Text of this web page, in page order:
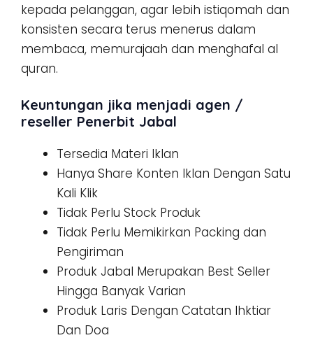
kepada pelanggan, agar lebih istiqomah dan
konsisten secara terus menerus dalam
membaca, memurajaah dan menghafal al
quran.
Keuntungan jika menjadi agen /
reseller Penerbit Jabal
Tersedia Materi Iklan
Hanya Share Konten Iklan Dengan Satu
Kali Klik
Tidak Perlu Stock Produk
Tidak Perlu Memikirkan Packing dan
Pengiriman
Produk Jabal Merupakan Best Seller
Hingga Banyak Varian
Produk Laris Dengan Catatan Ihktiar
Dan Doa